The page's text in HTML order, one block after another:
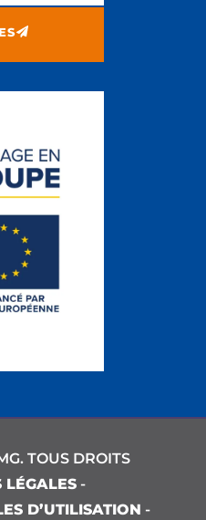
TOUS DROITS
LÉGALES -
D’UTILISATION -